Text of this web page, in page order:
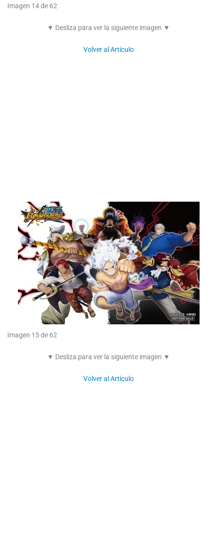
Imagen 14 de 62
▼ Desliza para ver la siguiente imagen ▼
Volver al Artículo
Imagen 15 de 62
▼ Desliza para ver la siguiente imagen ▼
Volver al Artículo